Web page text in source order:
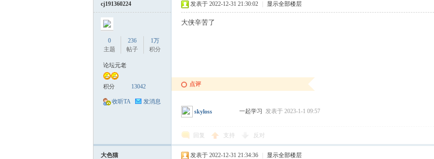
cj191360224
0
主题
236
帖子
1万
积分
论坛元老
积分 13042
收听TA 发消息
发表于 2022-12-31 21:30:02 显示全部楼层
大侠辛苦了
点评
skyloss 一起学习 发表于 2023-1-1 09:57
回复 支持 反对
大色猫 发表于 2022-12-31 21:34:36 显示全部楼层